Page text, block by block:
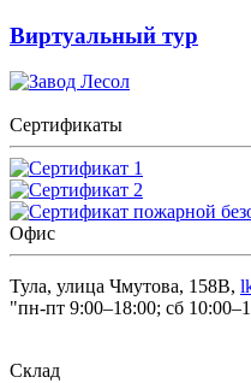
Виртуальный тур
Сертификаты
Офис
Тула, улица Чмутова, 158В,
"пн-пт 9:00–18:00; сб
Склад